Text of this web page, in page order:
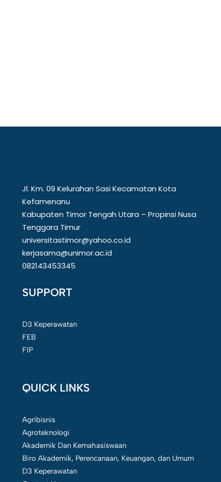
Jl. Km. 09 Kelurahan Sasi Kecamatan Kota
Kefamenanu
Kabupaten Timor Tengah Utara – Propinsi Nusa
Tenggara Timur
universitastimor@yahoo.co.id
kerjasama@unimor.ac.id
082143453345
SUPPORT
D3 Keperawatan
FEB
FIP
QUICK LINKS
Agribisnis
Agroteknologi
Akademik Dan Kemahasiswaan
Biro Akademik, Perencanaan, Keuangan, dan Umum
D3 Keperawatan